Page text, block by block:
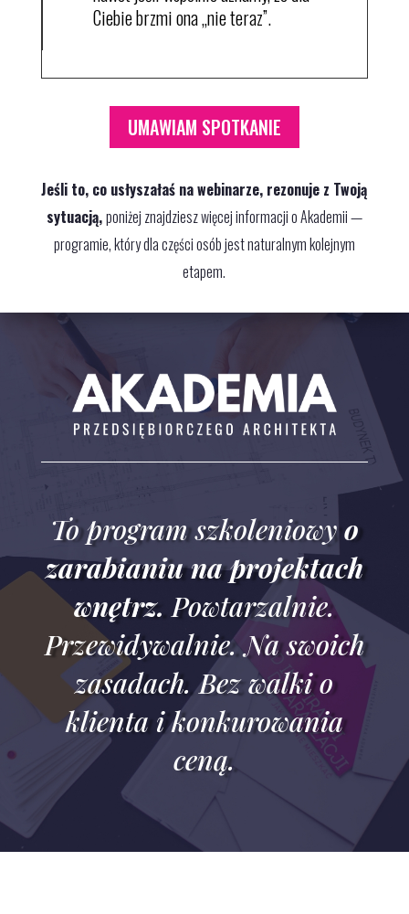
Ciebie brzmi ona „nie teraz”.
UMAWIAM SPOTKANIE
Jeśli to, co usłyszałaś na webinarze, rezonuje z Twoją
sytuacją,poniżej znajdziesz więcej informacji o Akademii —
programie, który dla części osób jest naturalnym kolejnym
etapem.
To program szkoleniowy o
zarabianiu na projektach
wnętrz. Powtarzalnie.
Przewidywalnie.Na swoich
zasadach. Bez walki o
klienta i konkurowania
ceną.